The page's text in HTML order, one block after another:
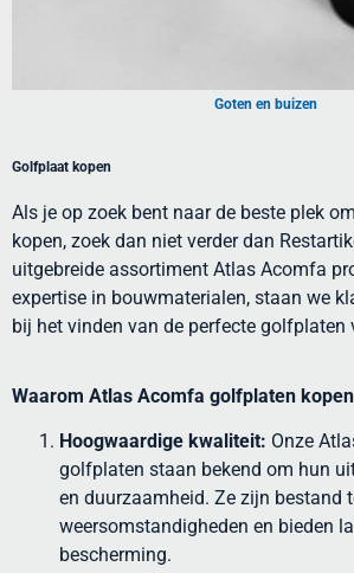
Goten en buizen
Golfplaat kopen
Als je op zoek bent naar de beste plek
kopen, zoek dan niet verder dan
uitgebreide assortiment Atlas Acomfa
expertise in bouwmaterialen, staan we
bij het vinden van de perfecte golfplaten
Waarom Atlas Acomfa golfplaten
Hoogwaardige kwaliteit: Onze
golfplaten staan bekend om hun
en duurzaamheid. Ze zijn bestand
weersomstandigheden en bieden
bescherming.